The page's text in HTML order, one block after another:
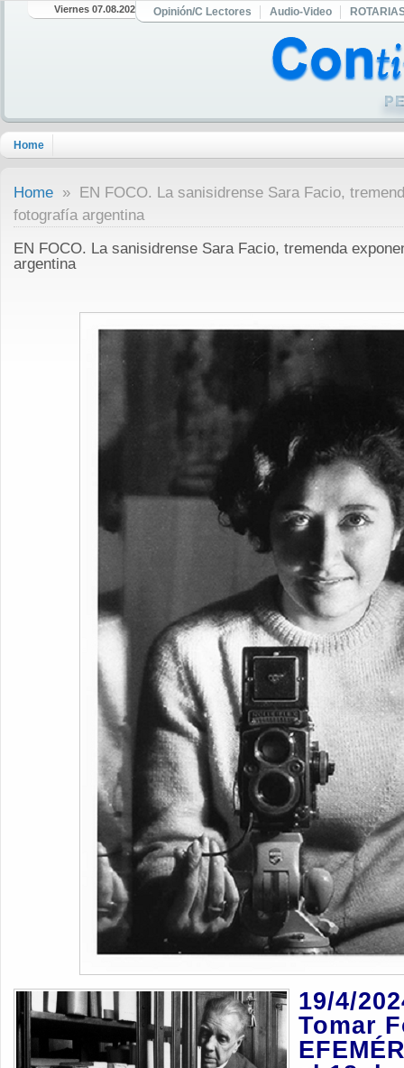
Viernes 07.08.2026 Opinión/C Lectores Audio-Video
Home
Home » EN FOCO. La sanisidrense Sara Facio,
fotografía argentina
EN FOCO. La sanisidrense Sara Facio, tremenda
argentina
19/4/
Tomar